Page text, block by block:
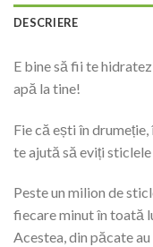
DESCRIERE
E bine să fii te
apă la tine!
Fie că ești în
te ajută să eviți
Peste un milion de
fiecare minut în toată
Acestea, din păcate